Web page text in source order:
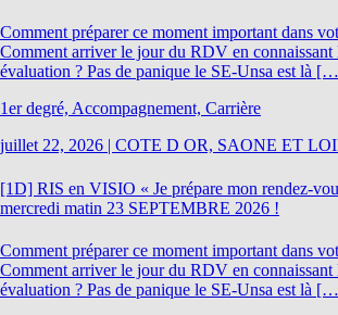
Comment préparer ce moment important dans
Comment arriver le jour du RDV en connaissant
évaluation ? Pas de panique le SE-Unsa est là
1er degré, Accompagnement, Carrière
juillet 22, 2026 | COTE D OR, SAONE ET
[1D] RIS en VISIO « Je prépare mon rendez-
mercredi matin 23 SEPTEMBRE 2026 !
Comment préparer ce moment important dans
Comment arriver le jour du RDV en connaissant
évaluation ? Pas de panique le SE-Unsa est là